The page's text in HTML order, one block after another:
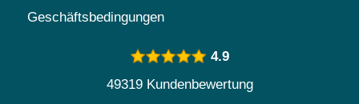
Geschäftsbedingungen
4.9
49319 Kundenbewertung